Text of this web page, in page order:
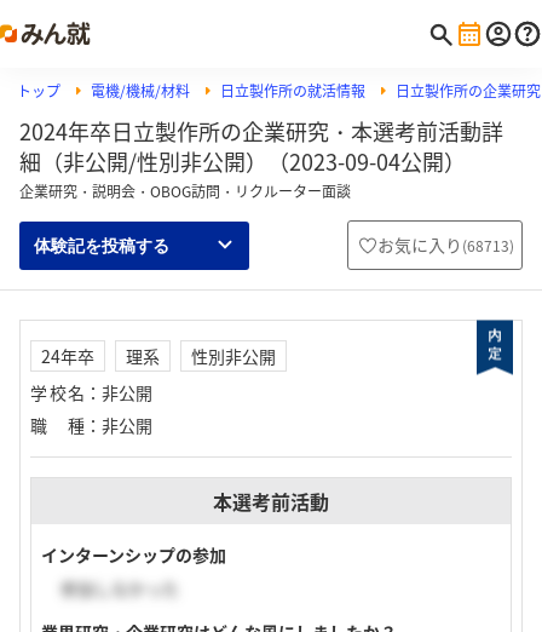
トップ 電機/機械/材料 日立製作所の就活情報 日立製作所の企業研
2024年卒日立製作所の企業研究・本選考前活動詳
細（非公開/性別非公開）（2023-09-04公開）
企業研究・説明会・OBOG訪問・リクルーター面談
体験記を投稿する お気に入り (68713)
24年卒 理系
性別非公開
学校名 ： 非公開
職種 ： 非公開
本選考前活動
インターンシップの参加
参加しなかった